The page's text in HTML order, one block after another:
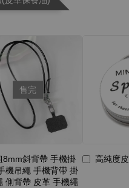
售完
8mm斜背帶 手機掛
機吊繩 手機背帶 掛
側背帶 皮革 手機繩
高純度